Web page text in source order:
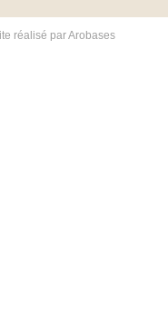
réalisé parArobases